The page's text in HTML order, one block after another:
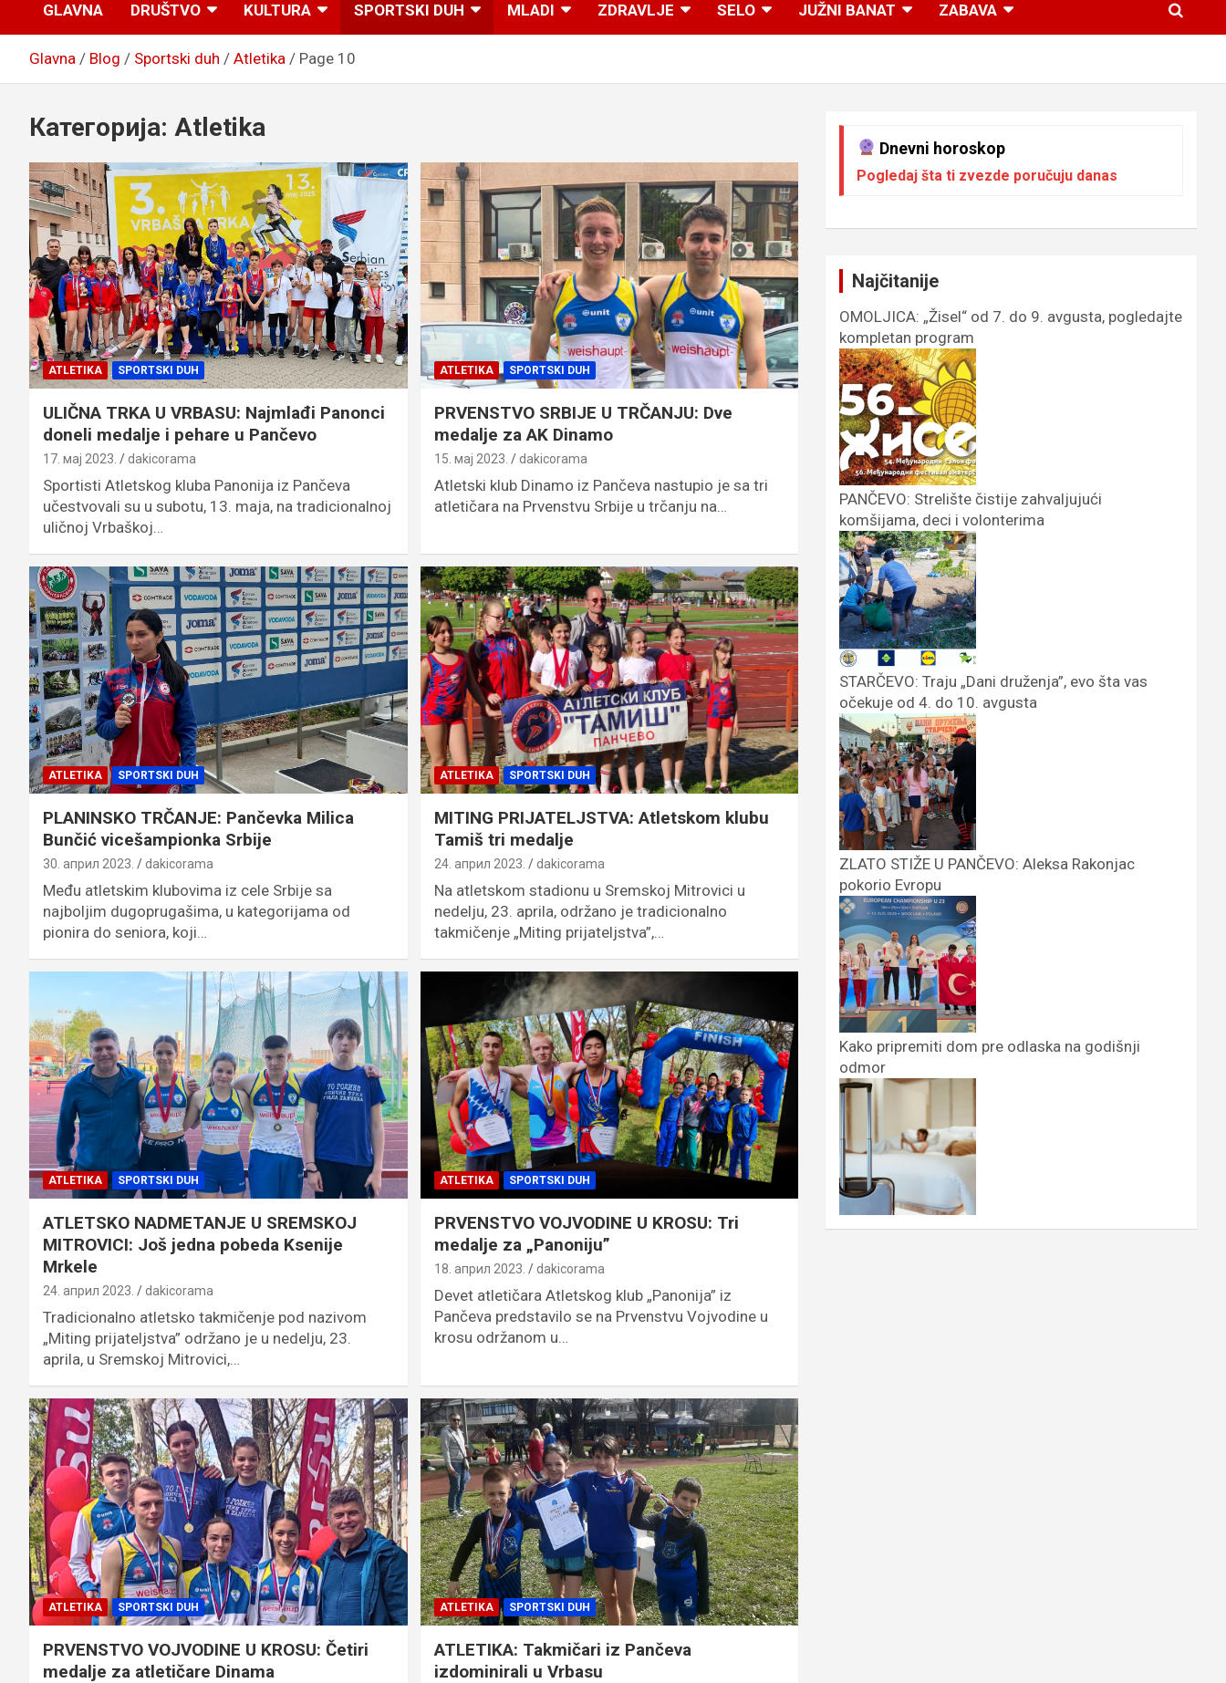
GLAVNA DRUŠTVO KULTURA SPORTSKI DUH MLADI ZDRAVLJE SELO JUŽNI BANAT ZABAVA
Glavna Blog Sportski duh Atletika Page 10
Категорија: Atletika
ATLETIKA SPORTSKI DUH
ULIČNA TRKA U VRBASU: Najmlađi Panonci
doneli medalje i pehare u Pančevo
17. мај 2023. dakicorama
Sportisti Atletskog kluba Panonija iz Pančeva
učestvovali su u subotu, 13. maja, na tradicionalnoj
uličnoj Vrbaškoj…
ATLETIKA SPORTSKI DUH
PRVENSTVO SRBIJE U TRČANJU: Dve
medalje za AK Dinamo
15. мај 2023. dakicorama
Atletski klub Dinamo iz Pančeva nastupio je sa tri
atletičara na Prvenstvu Srbije u trčanju na…
ATLETIKA SPORTSKI DUH
PLANINSKO TRČANJE: Pančevka Milica
Bunčić vicešampionka Srbije
30. април 2023. dakicorama
Među atletskim klubovima iz cele Srbije sa
najboljim dugoprugašima, u kategorijama od
pionira do seniora, koji…
ATLETIKA SPORTSKI DUH
MITING PRIJATELJSTVA: Atletskom klubu
Tamiš tri medalje
24. април 2023. dakicorama
Na atletskom stadionu u Sremskoj Mitrovici u
nedelju, 23. aprila, održano je tradicionalno
takmičenje „Miting prijateljstva”,…
ATLETIKA SPORTSKI DUH
ATLETSKO NADMETANJE U SREMSKOJ
MITROVICI: Još jedna pobeda Ksenije
Mrkele
24. април 2023. dakicorama
Tradicionalno atletsko takmičenje pod nazivom
„Miting prijateljstva” održano je u nedelju, 23.
aprila, u Sremskoj Mitrovici,…
ATLETIKA SPORTSKI DUH
PRVENSTVO VOJVODINE U KROSU: Tri
medalje za „Panoniju”
18. април 2023. dakicorama
Devet atletičara Atletskog klub „Panonija” iz
Pančeva predstavilo se na Prvenstvu Vojvodine u
krosu održanom u…
ATLETIKA SPORTSKI DUH
PRVENSTVO VOJVODINE U KROSU: Četiri
medalje za atletičare Dinama
ATLETIKA SPORTSKI DUH
ATLETIKA: Takmičari iz Pančeva
izdominirali u Vrbasu
Dnevni horoskop
Pogledaj šta ti zvezde poručuju danas
Najčitanije
OMOLJICA: „Žisel“ od 7. do 9. avgusta, pogledajte
kompletan program
PANČEVO: Strelište čistije zahvaljujući
komšijama, deci i volonterima
STARČEVO: Traju „Dani druženja”, evo šta vas
očekuje od 4. do 10. avgusta
ZLATO STIŽE U PANČEVO: Aleksa Rakonjac
pokorio Evropu
Kako pripremiti dom pre odlaska na godišnji
odmor